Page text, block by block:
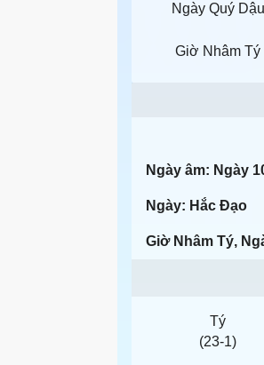
Ngày Quý Dậu
Giờ Nhâm Tý
Ngày âm: Ngày
Ngày: Hắc Đạo
Giờ Nhâm Tý,
Tý
(23-1)